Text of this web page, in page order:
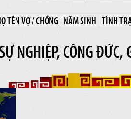
TÊN VỢ / CHỒNG NĂM SINH TÌNH
NGHIỆP, CÔNG ĐỨC,